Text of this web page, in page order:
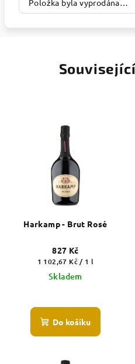
Položka byla vyprodána…
Harkamp - Brut Rosé
827 Kč
Měrná
cena:
1 102,67 Kč / 1 l
Skladem
Do košíku